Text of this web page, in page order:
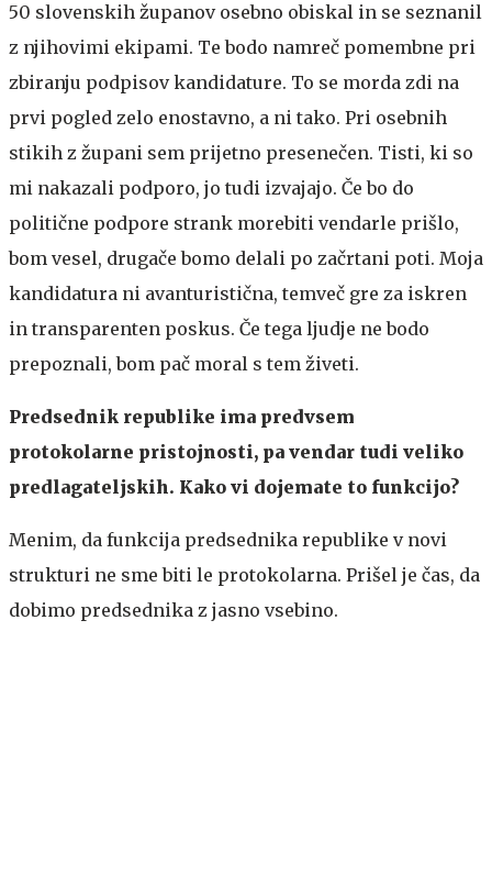
50 slovenskih županov osebno obiskal in se seznanil
z njihovimi ekipami. Te bodo namreč pomembne pri
zbiranju podpisov kandidature. To se morda zdi na
prvi pogled zelo enostavno, a ni tako. Pri osebnih
stikih z župani sem prijetno presenečen. Tisti, ki so
mi nakazali podporo, jo tudi izvajajo. Če bo do
politične podpore strank morebiti vendarle prišlo,
bom vesel, drugače bomo delali po začrtani poti. Moja
kandidatura ni avanturistična, temveč gre za iskren
in transparenten poskus. Če tega ljudje ne bodo
prepoznali, bom pač moral s tem živeti.
Predsednik republike ima predvsem
protokolarne pristojnosti, pa vendar tudi veliko
predlagateljskih. Kako vi dojemate to funkcijo?
Menim, da funkcija predsednika republike v novi
strukturi ne sme biti le protokolarna. Prišel je čas, da
dobimo predsednika z jasno vsebino.